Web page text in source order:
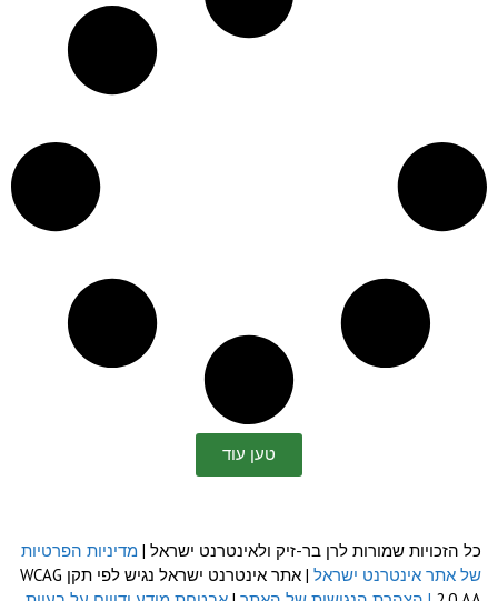
טען עוד
כל הזכויות שמורות לרן בר-זיק ולאינטרנט ישראל | מדיניות הפרטיות
של אתר אינטרנט ישראל
| אתר אינטרנט ישראל נגיש לפי תקן WCAG